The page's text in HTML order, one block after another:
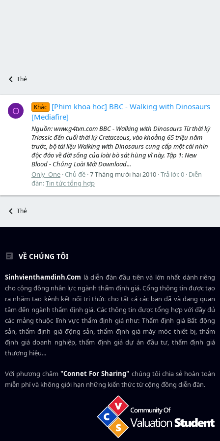
Thẻ
O Khác [Phim khoa học] BBC - Walking with Dinosaurs
[Mediafire]
Nguồn: www.g4tvn.com BBC - Walking with Dinosaurs Từ thời kỳ
Triassic đến cuối thời kỳ Cretaceous, vào khoảng 65 triệu năm
trước, bộ tài liệu Walking with Dinosaurs cung cấp một cái nhìn
độc đáo về đời sống của loài bò sát hùng vĩ này. Tập 1: New
Blood - Chủng Loài Mới Download...
Only_One Chủ đề 7 Tháng mười hai 2010 Trả lời: 0 Diễn
đàn:Tin tức tổng hợp
Thẻ
VỀ CHÚNG TÔI
Sinhvienthamdinh.Com là diễn đàn đầu tiên và lớn nhất dành riêng
cho cộng đồng nhân lực ngànhthẩm định giá. Cổng thông tin được tạo
ra nhằm tạo kênh kết nối tri thức cho tất cả các bạn đã và đang quan
tâm đến ngành thẩm định giá. Các thông tin được tổng hợp với đầy đủ
các mảng thuộc lĩnh vực thẩm định giá như: Thẩm định giá Bất động
sản, thẩm định giá động sản, thẩm định giá máy móc thiết bị, thẩm
định giá doanh nghiệp, thẩm định giá dự án đầu tư, thẩm định giá
thương hiệu...
Với phương châm"Connet For Sharing" chúng tôi chia sẻ hoàn toàn
miễn phí và không giới hạn những kiến thức từ cộng đồng diễn đàn.